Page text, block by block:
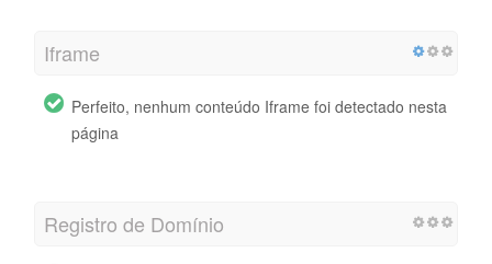
Iframe
Perfeito, nenhum conteúdo Iframe foi detectado nesta
página
Registro de Domínio